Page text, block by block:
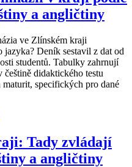
a angličtiny
ve Zlínském kraji
jazyka? Deník sestavil z dat od
studentů. Tabulky zahrnují
didaktického testu
specifických pro dané
Tady zvládají
a angličtiny